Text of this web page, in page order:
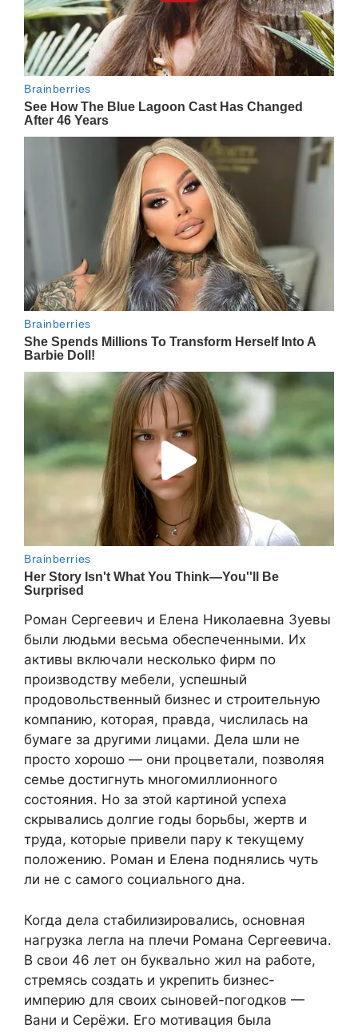
Роман Сергеевич и Елена Николаевна Зуевы
были людьми весьма обеспеченными. Их
активы включали несколько фирм по
производству мебели, успешный
продовольственный бизнес и строительную
компанию, которая, правда, числилась на
бумаге за другими лицами. Дела шли не
просто хорошо — они процветали, позволяя
семье достигнуть многомиллионного
состояния. Но за этой картиной успеха
скрывались долгие годы борьбы, жертв и
труда, которые привели пару к текущему
положению. Роман и Елена поднялись чуть
ли не с самого социального дна.
Когда дела стабилизировались, основная
нагрузка легла на плечи Романа Сергеевича.
В свои 46 лет он буквально жил на работе,
стремясь создать и укрепить бизнес-
империю для своих сыновей-погодков —
Вани и Серёжи. Его мотивация была